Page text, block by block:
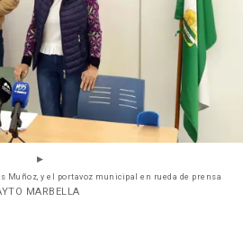
Muñoz, y el portavoz municipal en rueda de prensa
MARBELLA